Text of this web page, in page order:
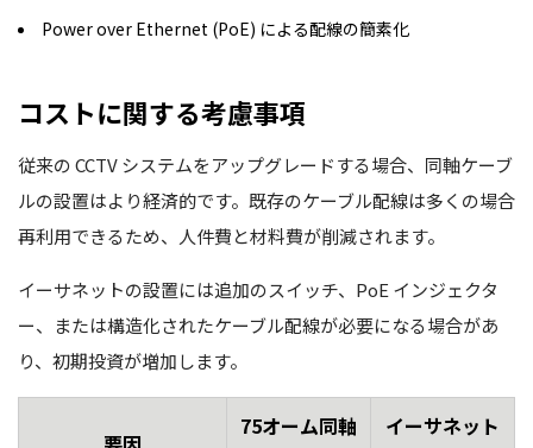
Power over Ethernet (PoE) による配線の簡素化
コストに関する考慮事項
従来の CCTV システムをアップグレードする場合、同軸ケーブ
ルの設置はより経済的です。既存のケーブル配線は多くの場合
再利用できるため、人件費と材料費が削減されます。
イーサネットの設置には追加のスイッチ、PoE インジェクタ
ー、または構造化されたケーブル配線が必要になる場合があ
り、初期投資が増加します。
75オーム同軸
イーサネット